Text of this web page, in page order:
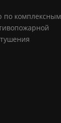
комплексным